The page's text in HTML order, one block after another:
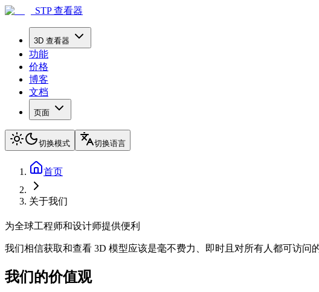
STP 查看器
3D 查看器
功能
价格
博客
文档
页面
切换模式 切换语言
首页
关于我们
为全球工程师和设计师提供便利
我们相信获取和查看 3D 模型应该是毫不费力、即时且对所有人都可访问
我们的价值观